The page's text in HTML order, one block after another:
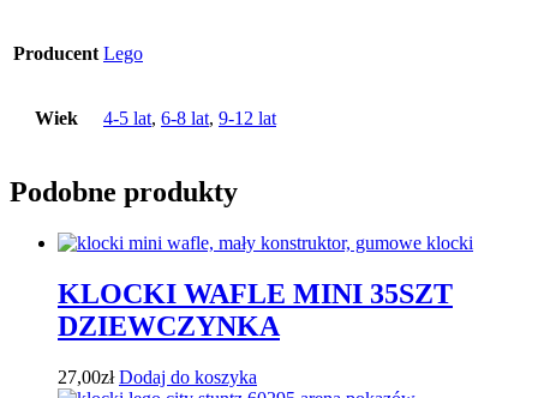
Producent Lego
Wiek 4-5 lat, 6-8 lat, 9-12 lat
Podobne produkty
KLOCKI WAFLE MINI 35SZT
DZIEWCZYNKA
27,00zł Dodaj do koszyka